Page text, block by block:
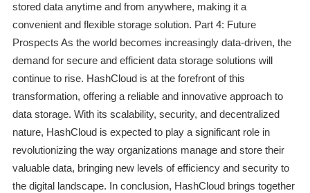
stored data anytime and from anywhere, making it a
convenient and flexible storage solution. Part 4: Future
Prospects As the world becomes increasingly data-driven, the
demand for secure and efficient data storage solutions will
continue to rise. HashCloud is at the forefront of this
transformation, offering a reliable and innovative approach to
data storage. With its scalability, security, and decentralized
nature, HashCloud is expected to play a significant role in
revolutionizing the way organizations manage and store their
valuable data, bringing new levels of efficiency and security to
the digital landscape. In conclusion, HashCloud brings together